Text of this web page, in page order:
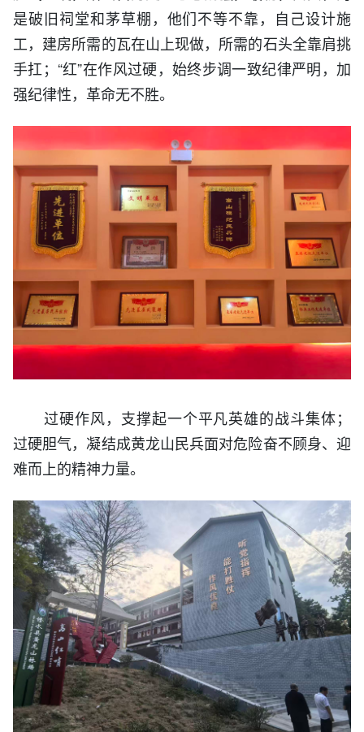
是破旧祠堂和茅草棚，他们不等不靠，自己设计施
工，建房所需的瓦在山上现做，所需的石头全靠肩挑
手扛；“红”在作风过硬，始终步调一致纪律严明，加
强纪律性，革命无不胜。
过硬作风，支撑起一个平凡英雄的战斗集体；
过硬胆气，凝结成黄龙山民兵面对危险奋不顾身、迎
难而上的精神力量。